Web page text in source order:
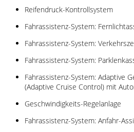
Reifendruck-Kontrollsystem
Fahrassistenz-System:
Fahrassistenz-System:
Fahrassistenz-System:
Fahrassistenz-System: Adaptive
(Adaptive Cruise Control) mit
Geschwindigkeits-Regelanlage
Fahrassistenz-System: Anfahr-